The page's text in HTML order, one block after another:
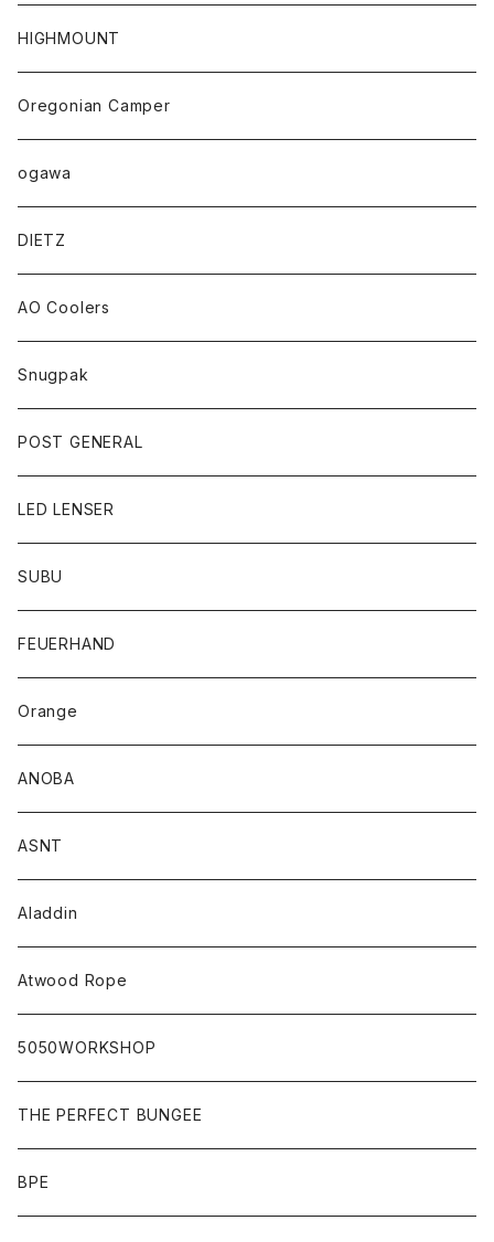
HIGHMOUNT
Oregonian Camper
ogawa
DIETZ
AO Coolers
Snugpak
POST GENERAL
LED LENSER
SUBU
FEUERHAND
Orange
ANOBA
ASNT
Aladdin
Atwood Rope
5050WORKSHOP
THE PERFECT BUNGEE
BPE